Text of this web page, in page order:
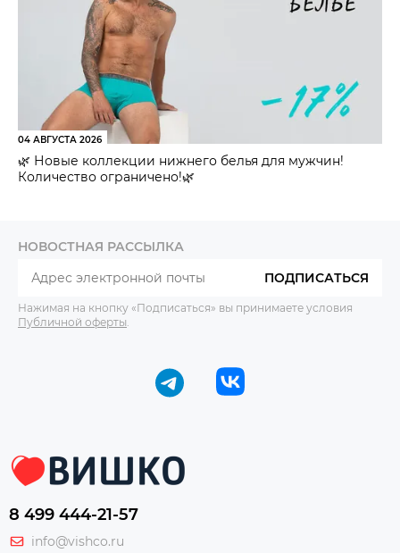
04 АВГУСТА 2026
🌿 Новые коллекции нижнего белья для мужчин!
Количество ограничено!🌿
НОВОСТНАЯ РАССЫЛКА
ПОДПИСАТЬСЯ
Нажимая на кнопку «Подписаться» вы принимаете условия
Публичной оферты
8 499 444-21-57
info@vishco.ru